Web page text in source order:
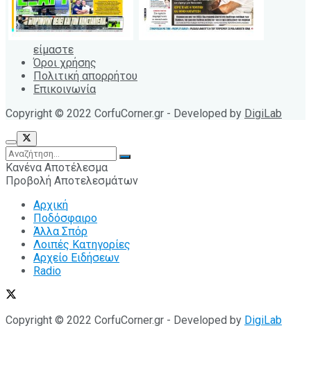
είμαστε
Όροι χρήσης
Πολιτική απορρήτου
Επικοινωνία
Copyright © 2022 CorfuCorner.gr - Developed by DigiLab
Κανένα Αποτέλεσμα
Προβολή Αποτελεσμάτων
Αρχική
Ποδόσφαιρο
Άλλα Σπόρ
Λοιπές Κατηγορίες
Αρχείο Ειδήσεων
Radio
Copyright © 2022 CorfuCorner.gr - Developed by DigiLab